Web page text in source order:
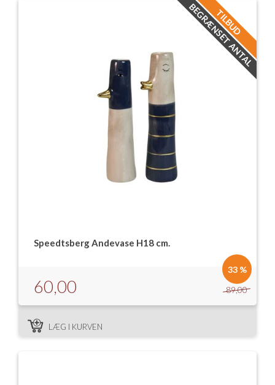
Speedtsberg Andevase H18 cm.
89,00
60,00
33 %
TILBUD
BEGRÆNSET ANTAL
LÆG I KURVEN